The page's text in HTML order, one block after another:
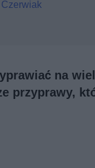
na
przyprawy,